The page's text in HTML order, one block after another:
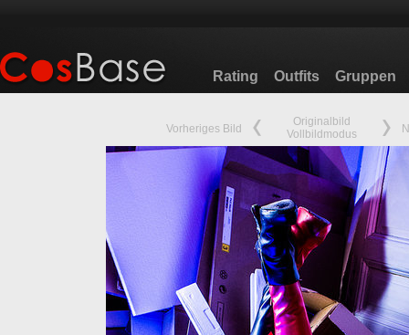
Rating Outfits Gruppen
Vorheriges Bild
Originalbild
Vollbildmodus